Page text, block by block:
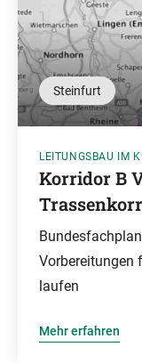
Steinfurt
LEITUNGSBAU IM
Korridor B
Vorbereitungen
laufen
Mehr erfahren